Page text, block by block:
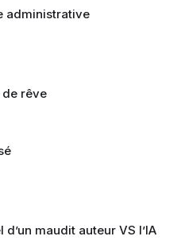
administrative
de rêve
maudit auteur VS l’IA